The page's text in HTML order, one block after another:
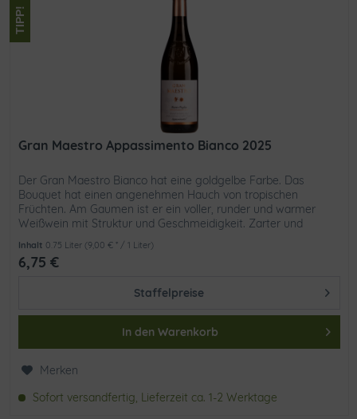
TIPP!
Gran Maestro Appassimento Bianco 2025
Der Gran Maestro Bianco hat eine goldgelbe Farbe. Das
Bouquet hat einen angenehmen Hauch von tropischen
Früchten. Am Gaumen ist er ein voller, runder und warmer
Weißwein mit Struktur und Geschmeidigkeit. Zarter und
Inhalt 0.75 Liter (9,00 € * / 1 Liter)
6,75 €
Staffelpreise
In den Warenkorb
Merken
Sofort versandfertig, Lieferzeit ca. 1-2 Werktage